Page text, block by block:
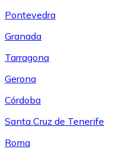
Pontevedra
Granada
Tarragona
Gerona
Córdoba
Santa Cruz de Tenerife
Roma